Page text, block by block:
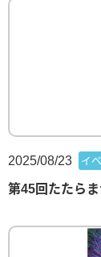
2025/08/23 イ
第45回たたら